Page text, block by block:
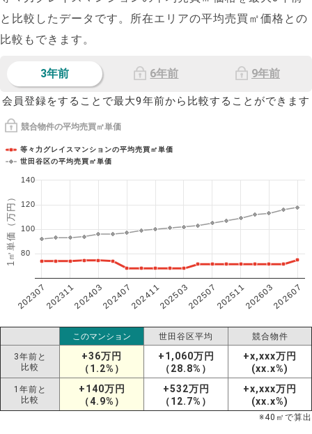
と比較したデータです。所在エリアの平均売買㎡価格との
比較もできます。
3年前 6年前 9年前
会員登録をすることで最大9年前から比較することができます
競合物件の平均売買㎡単価
1㎡単価（万円）
等々力グレイスマンションの平均売買㎡単価
世田谷区の平均売買㎡単価
202307202311202403202407202411202503202507202511202603202607
80
100
120
140
このマンション 世田谷区平均 競合物件
3年前と
比較
+36万円
（1.2%）
+1,060万円
（28.8%）
+x,xxx万円
(xx.x%)
1年前と
比較
+140万円
（4.9%）
+532万円
（12.7%）
+x,xxx万円
(xx.x%)
※40 ㎡で算出